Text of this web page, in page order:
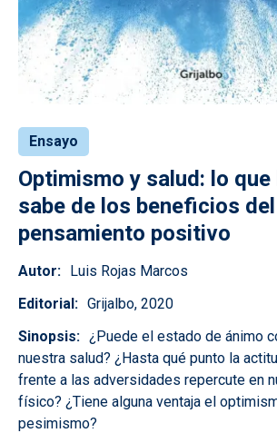
Ensayo
Optimismo y salud: lo
sabe de los beneficios del
pensamiento positivo
Autor
Luis Rojas Marcos
Editorial
Grijalbo, 2020
Sinopsis
¿Puede el estado de ánimo
nuestra salud? ¿Hasta qué punto la
frente a las adversidades repercute en
físico? ¿Tiene alguna ventaja el
pesimismo?